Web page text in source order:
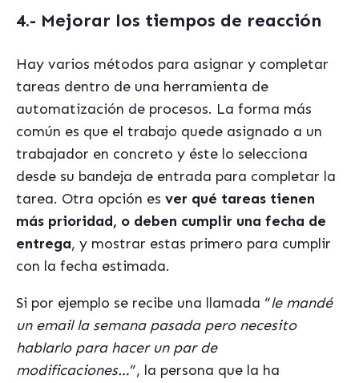
4.- Mejorar los tiempos de reacción
Hay varios métodos para asignar y completar
tareas dentro de una herramienta de
automatización de procesos. La forma más
común es que el trabajo quede asignado a un
trabajador en concreto y éste lo selecciona
desde su bandeja de entrada para completar la
tarea. Otra opción es ver qué tareas tienen
más prioridad, o deben cumplir una fecha de
entrega, y mostrar estas primero para cumplir
con la fecha estimada.
Si por ejemplo se recibe una llamada “le mandé
un email la semana pasada pero necesito
hablarlo para hacer un par de
modificaciones…”, la persona que la ha